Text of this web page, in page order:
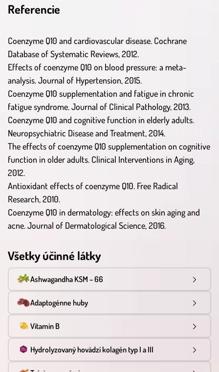
Referencie
Coenzyme Q10 and cardiovascular disease. Cochrane
Database of Systematic Reviews, 2012.
Effects of coenzyme Q10 on blood pressure: a meta-
analysis. Journal of Hypertension, 2015.
Coenzyme Q10 supplementation and fatigue in chronic
fatigue syndrome. Journal of Clinical Pathology, 2013.
Coenzyme Q10 and cognitive function in elderly adults.
Neuropsychiatric Disease and Treatment, 2014.
The effects of coenzyme Q10 supplementation on cognitive
function in older adults. Clinical Interventions in Aging,
2012.
Antioxidant effects of coenzyme Q10. Free Radical
Research, 2010.
Coenzyme Q10 in dermatology: effects on skin aging and
acne. Journal of Dermatological Science, 2016.
Všetky účinné látky
Ashwagandha KSM – 66
Adaptogénne huby
Vitamin B
Hydrolyzovaný hovädzí kolagén typ I a III